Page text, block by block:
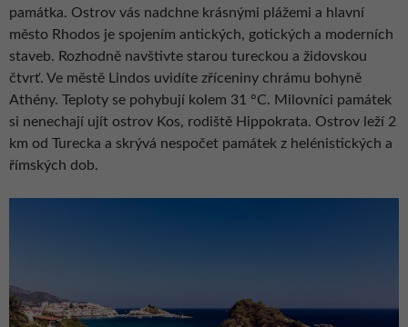
památka. Ostrov vás nadchne krásnými plážemi a hlavní
město Rhodos je spojením antických, gotických a moderních
staveb. Rozhodně navštivte starou tureckou a židovskou
čtvrť. Ve městě Lindos uvidíte zříceniny chrámu bohyně
Athény. Teploty se pohybují kolem 31 °C. Milovníci památek
si nenechají ujít ostrov Kos, rodiště Hippokrata. Ostrov leží 2
km od Turecka a skrývá nespočet památek z helénistických a
římských dob.